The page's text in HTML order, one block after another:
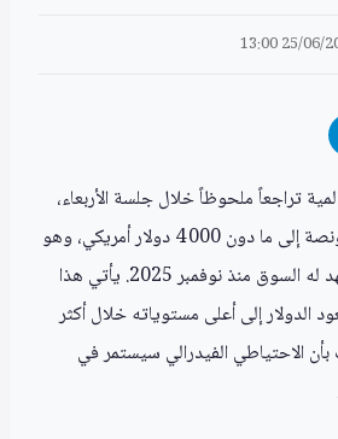
25/06/2026
تراجعاً ملحوظاً خلال جلسة الأربعاء،
حيث انخفضت قيمة الأونصة إلى ما دون 4 000 دولار أمريكي، وهو
المستوى الأول الذي يُشهد له السوق منذ نوفمبر 2025. يأتي هذا
الدولار إلى أعلى مستوياته خلال أكثر
الاحتياطي الفيدرالي سيستمر في